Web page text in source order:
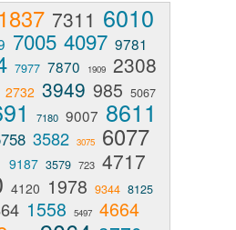
1837 7311 6010
7005 4097 9781
7977 7870 1909 2308
2732 3949 985 5067
7180 9007 8611
3582 3075 6077
9187 3579 723 4717
4120 1978 9344 8125
1558 5497 4664